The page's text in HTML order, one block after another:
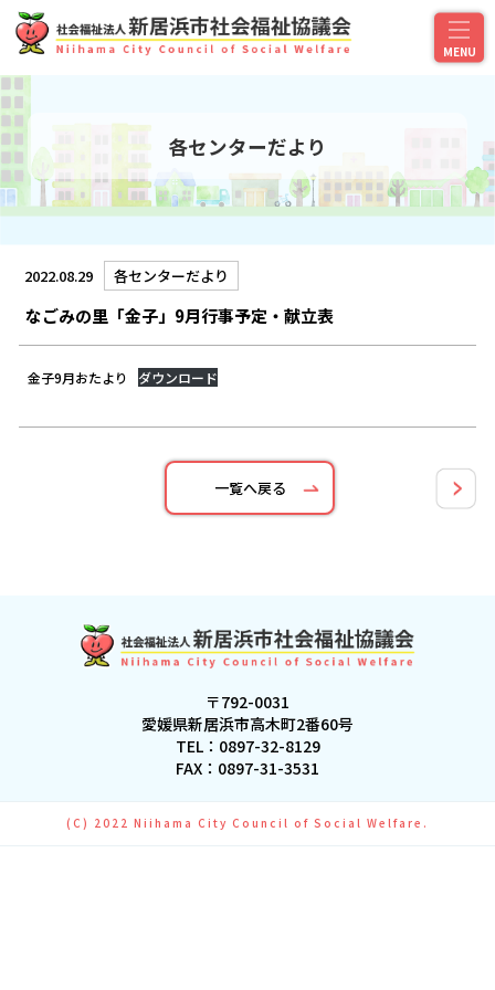
各センターだより
2022.08.29 各センターだより
なごみの里「金子」9月行事予定・献立表
金子9月おたより ダウンロード
一覧へ戻る
〒792-0031
愛媛県新居浜市高木町2番60号
TEL： 0897-32-8129
FAX：0897-31-3531
(C) 2022 Niihama City Council of Social Welfare.